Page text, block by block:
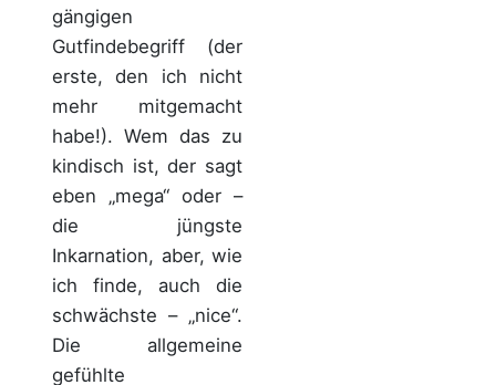
gängigen
Gutfindebegriff (der
erste, den ich nicht
mehr mitgemacht
habe!). Wem das zu
kindisch ist, der sagt
eben „mega“ oder –
die jüngste
Inkarnation, aber, wie
ich finde, auch die
schwächste – „nice“.
Die allgemeine
gefühlte